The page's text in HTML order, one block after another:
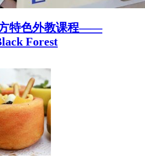
特色外教课程——
Forest